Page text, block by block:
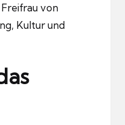
von
Kultur und